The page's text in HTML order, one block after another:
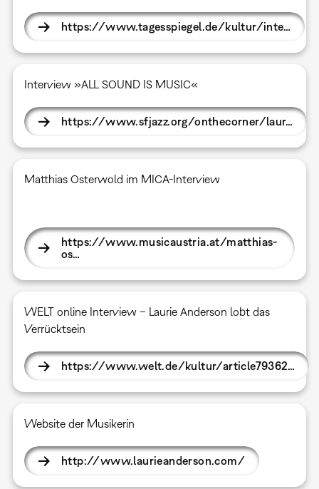
https://www.tagesspiegel.de/kultur/inte…
Interview »ALL SOUND IS MUSIC«
https://www.sfjazz.org/onthecorner/laur…
Matthias Osterwold im MICA-Interview
https://www.musicaustria.at/matthias-
os…
WELT online Interview – Laurie Anderson lobt das
Verrücktsein
https://www.welt.de/kultur/article79362…
Website der Musikerin
http://www.laurieanderson.com/